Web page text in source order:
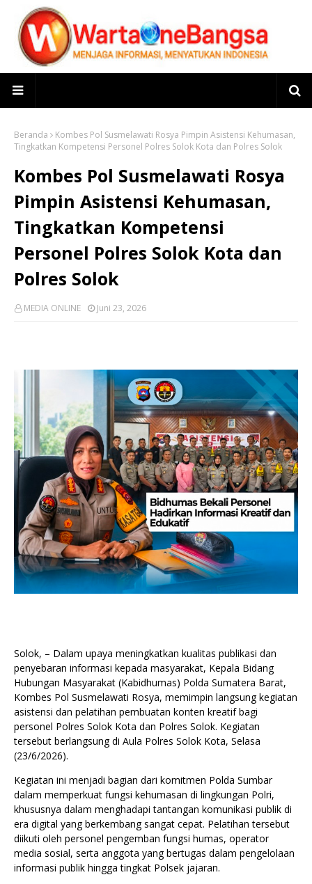
Beranda
Kombes Pol Susmelawati Rosya Pimpin Asistensi Kehumasan,
Tingkatkan Kompetensi Personel Polres Solok Kota dan Polres Solok
Kombes Pol Susmelawati Rosya
Pimpin Asistensi Kehumasan,
Tingkatkan Kompetensi
Personel Polres Solok Kota dan
Polres Solok
MEDIA ONLINE Juni 23, 2026
Solok, – Dalam upaya meningkatkan kualitas publikasi dan
penyebaran informasi kepada masyarakat, Kepala Bidang
Hubungan Masyarakat (Kabidhumas) Polda Sumatera Barat,
Kombes Pol Susmelawati Rosya, memimpin langsung kegiatan
asistensi dan pelatihan pembuatan konten kreatif bagi
personel Polres Solok Kota dan Polres Solok. Kegiatan
tersebut berlangsung di Aula Polres Solok Kota, Selasa
(23/6/2026).
Kegiatan ini menjadi bagian dari komitmen Polda Sumbar
dalam memperkuat fungsi kehumasan di lingkungan Polri,
khususnya dalam menghadapi tantangan komunikasi publik di
era digital yang berkembang sangat cepat. Pelatihan tersebut
diikuti oleh personel pengemban fungsi humas, operator
media sosial, serta anggota yang bertugas dalam pengelolaan
informasi publik hingga tingkat Polsek jajaran.